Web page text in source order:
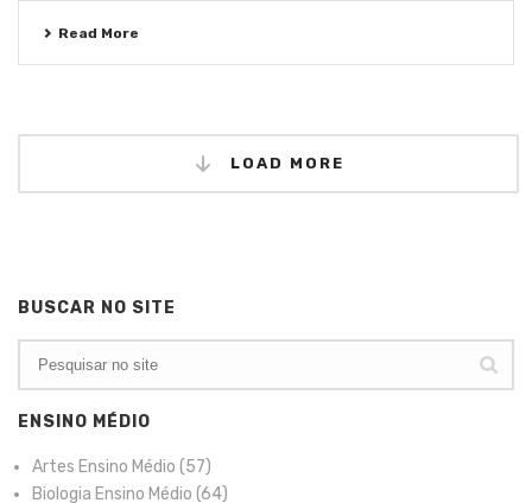
Read More
LOAD MORE
BUSCAR NO SITE
ENSINO MÉDIO
Artes Ensino Médio (57)
Biologia Ensino Médio (64)